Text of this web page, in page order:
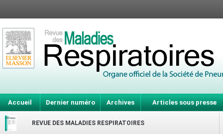
Accueil Dernier numéro Archives Articles sous presse
REVUE DES MALADIES RESPIRATOIRES